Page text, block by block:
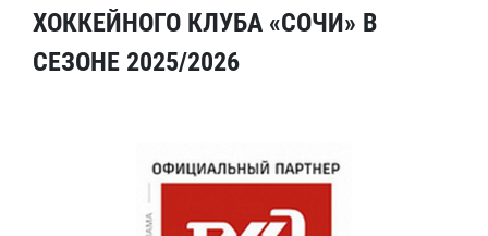
ХОККЕЙНОГО КЛУБА «СОЧИ» В
СЕЗОНЕ 2025/2026